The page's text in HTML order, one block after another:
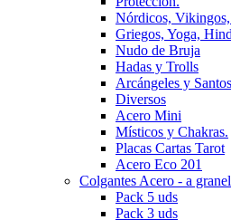
Nórdicos,
Griegos, Yoga,
Nudo de Bruja
Hadas y Trolls
Arcángeles y Santos
Diversos
Acero Mini
Místicos y Chakras.
Placas Cartas Tarot
Acero Eco 201
Colgantes Acero - a granel
Pack 5 uds
Pack 3 uds